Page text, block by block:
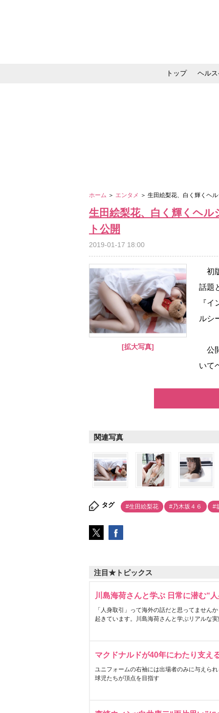
トップ ヘル
ホーム ＞ エンタメ ＞ 生田絵梨花、白く輝くヘ
生田絵梨花、白く輝くヘ
ト公開
2019-01-17 18:00
[拡大写真]
初
話題
『
ルシ
公
いて
関連写真
タグ #生田絵梨花 #乃木坂４６ #
注目★トピックス
川島海荷さんと学ぶ 日常に潜む“
「人身取引」って海外の話だと思ってません
起きています。川島海荷さんと学ぶリアルな
マクドナルドが40年にわたり支え
ユニフォームの右袖には出場者のみに与えら
球児たちが頂点を目指す